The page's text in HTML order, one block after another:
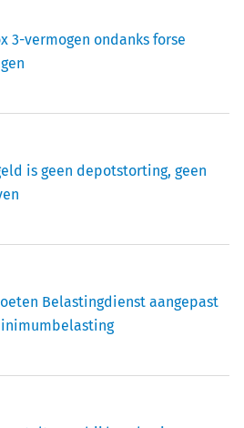
3-vermogen ondanks forse
is geen depotstorting, geen
Belastingdienst aangepast